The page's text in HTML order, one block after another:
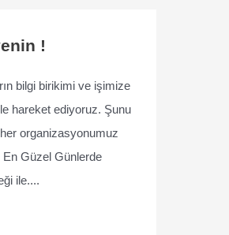
!
bilgi birikimi ve işimize
hareket ediyoruz. Şunu
organizasyonumuz
En Güzel Günlerde
ile....